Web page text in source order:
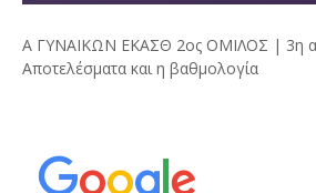
Α ΓΥΝΑΙΚΩΝ ΕΚΑΣΘ 2ος ΟΜΙΛΟΣ | 3η
Αποτελέσματα και η βαθμολογία